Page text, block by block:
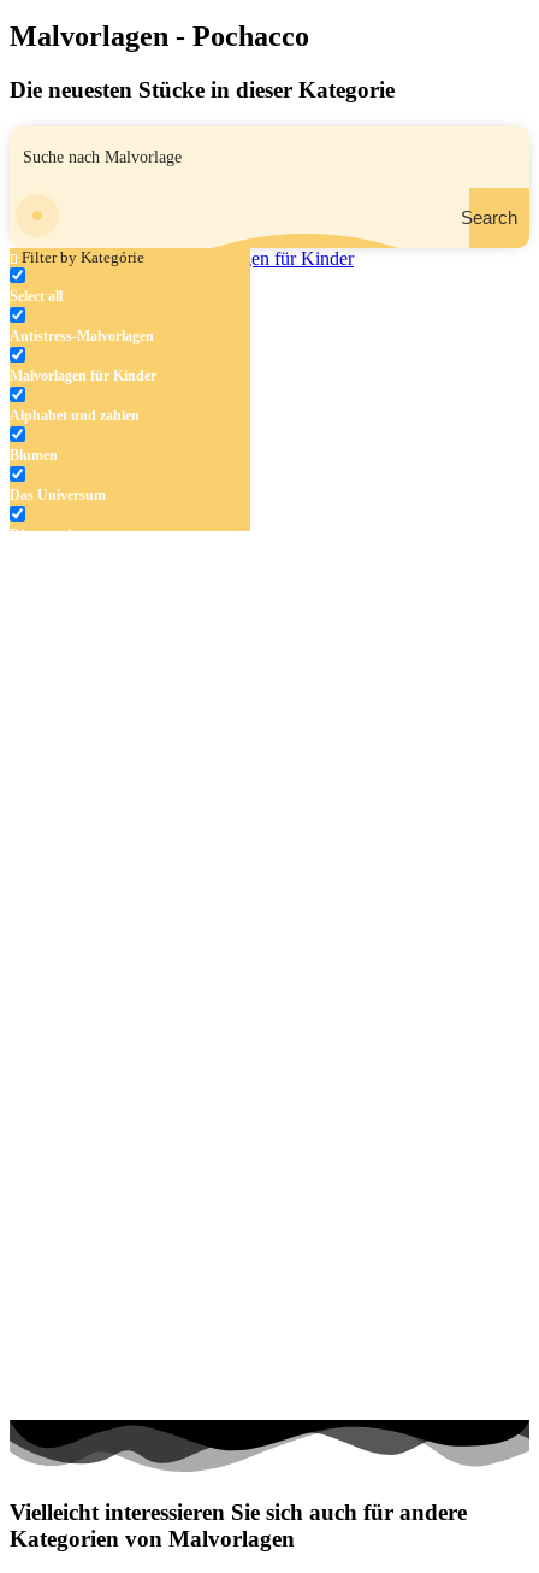
Malvorlagen - Pochacco
Die neuesten Stücke in dieser Kategorie
Search
Filter by Kategórie
Select all
Antistress-Malvorlagen
Malvorlagen für Kinder
Alphabet und zahlen
Blumen
Das Universum
Dinosaurier
Poccacho
Vielleicht interessieren Sie sich auch für andere
Kategorien von Malvorlagen